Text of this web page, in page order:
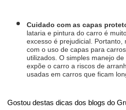
Cuidado com as capas
lataria e pintura do carro é
excesso é prejudicial. Portanto,
com o uso de capas para
utilizados. O simples manejo
expõe o carro a riscos de
usadas em carros que ficam
Gostou destas dicas dos blogs do